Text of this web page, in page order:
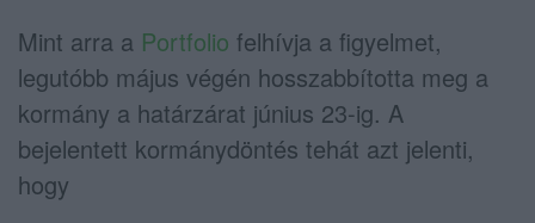
Mint arra a Portfolio felhívja a figyelmet,
legutóbb május végén hosszabbította meg a
kormány a határzárat június 23-ig. A
bejelentett kormánydöntés tehát azt jelenti,
hogy